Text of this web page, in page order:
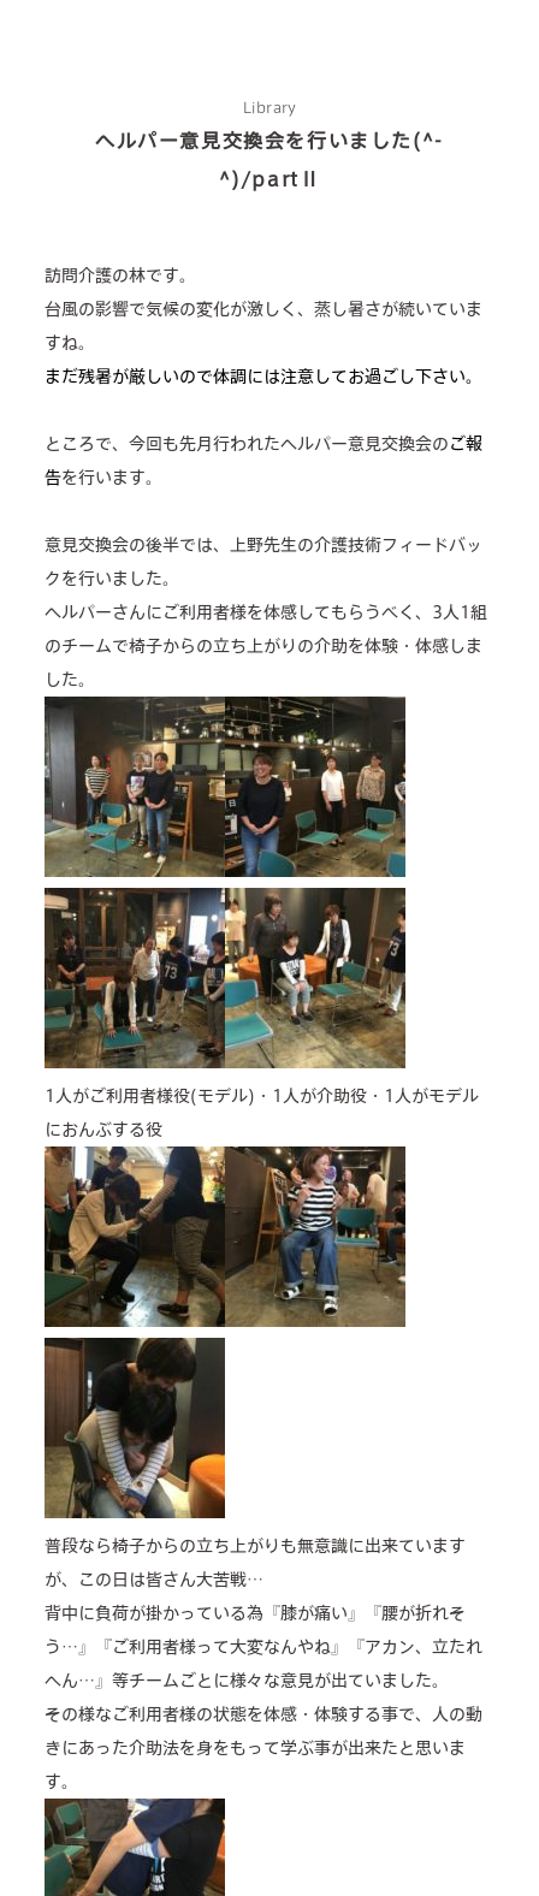
2 types of day service
home helper
facilities
cafe
Library
ヘルパー意見交換会を行いました(^-
^)/partⅡ
訪問介護の林です。
台風の影響で気候の変化が激しく、蒸し暑さが続いていま
すね。
まだ残暑が厳しいので体調には注意してお過ごし下さい。
ところで、今回も先月行われたヘルパー意見交換会の ご報
告を行います。
意見交換会の後半では、上野先生の介護技術フィードバッ
クを行いました。
ヘルパーさんにご利用者様を体感してもらうべく、3人1組
のチームで椅子からの立ち上がりの介助を体験・体感しま
した。
1人がご利用者様役(モデル)・1人が介助役・1人がモデル
におんぶする役
普段なら椅子からの立ち上がりも無意識に出来ています
が、この日は皆さん大苦戦…
背中に負荷が掛かっている為『膝が痛い』『腰が折れそ
う…』『ご利用者様って大変なんやね』『アカン、立たれ
へん…』等チームごとに様々な意見が出ていました。
その様なご利用者様の状態を体感・体験する事で、人の動
きにあった介助法を身をもって学ぶ事が出来たと思いま
す。